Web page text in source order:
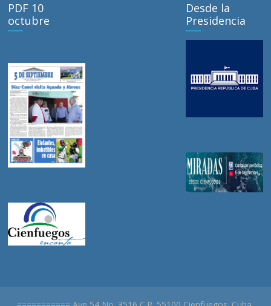
PDF 10
octubre
Desde la
Presidencia